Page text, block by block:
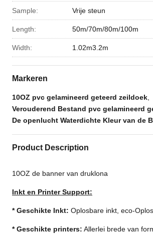
Sample: Vrije steun
Length: 50m/70m/80m/100m
Width: 1.02m3.2m
Markeren
10OZ pvc gelamineerd geteerd zeildoek
Verouderend Bestand pvc gelamineerd
De openlucht Waterdichte Kleur van de
Product Description
10OZ de banner van druklona
Inkt en Printer Support:
* Geschikte Inkt: Oplosbare inkt, eco-
* Geschikte printers: Allerlei brede van